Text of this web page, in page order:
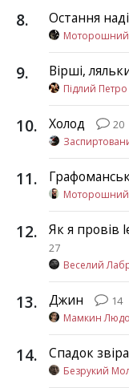
8. Остання
Моторошний
9. Вірші,
Підлий Петро
10. Холод 20
11.
Моторошний
12. Як я провів
27
Веселий
13. Джин 14
Мамкин
14. Спадок звіра
Безрукий